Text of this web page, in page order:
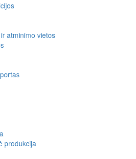
atminimo vietos
produkcija